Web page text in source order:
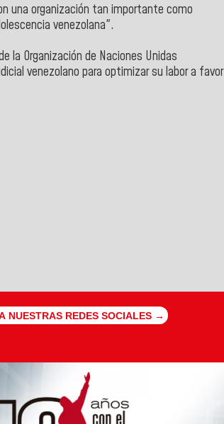
una organización tan importante como
venezolana".
la Organización de Naciones Unidas
venezolano para optimizar su labor a favor
NUESTRAS REDES SOCIALES →